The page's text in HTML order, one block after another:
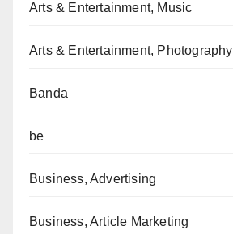
Arts & Entertainment, Music
Arts & Entertainment, Photography
Banda
be
Business, Advertising
Business, Article Marketing